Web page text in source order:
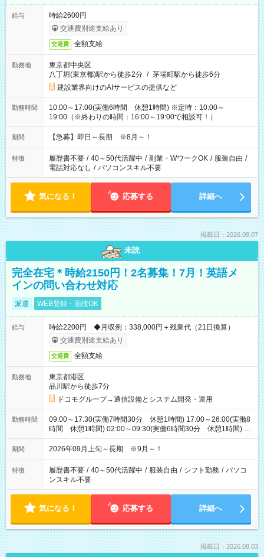
給与
時給2600円
交通費別途支給あり
交通費 全額支給
勤務地
東京都中央区
八丁堀(東京都)駅から徒歩2分 / 茅場町駅から徒歩6分
建設業界向けのAIサービスの提供など
勤務時間
10:00～17:00(実働6時間 休憩1時間) ※定時：10:00～
19:00（※終わりの時間：16:00～19:00で相談可！）
期間 【急募】即日～長期 ※8月～！
特徴 履歴書不要 / 40～50代活躍中 / 副業・WワークOK / 服装自由 /
電話対応なし / パソコンスキル不要
気になる！ 応募する 詳細へ
掲載日：2026.08.07
未読
完全在宅＊時給2150円！2名募集！7月！英語メ
インの問い合わせ対応
派遣 WEB登録・面接OK
給与
時給2200円 ◆月収例：338,000円＋残業代（21日換算）
交通費別途支給あり
交通費 全額支給
勤務地
東京都港区
品川駅から徒歩7分
ドコモグループ→通信設備とシステム開発・運用
勤務時間
09:00～17:30(実働7時間30分 休憩1時間) 17:00～26:00(実働8
時間 休憩1時間) 02:00～09:30(実働6時間30分 休憩1時間) ※
日勤は就業時間1/夜勤は就業時間2.3を連続で行って頂きます
期間 2026年09月上旬～長期 ※9月～！
特徴 履歴書不要 / 40～50代活躍中 / 服装自由 / シフト勤務 / パソコ
ンスキル不要
気になる！ 応募する 詳細へ
掲載日：2026.08.03